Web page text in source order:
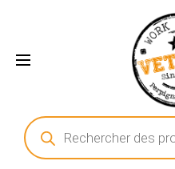
Recherche
de
produits